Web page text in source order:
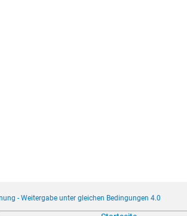
- Weitergabe unter gleichen Bedingungen 4.0